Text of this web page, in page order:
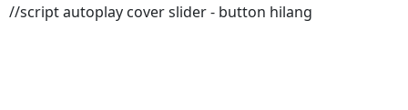
//script autoplay cover slider - button hilang